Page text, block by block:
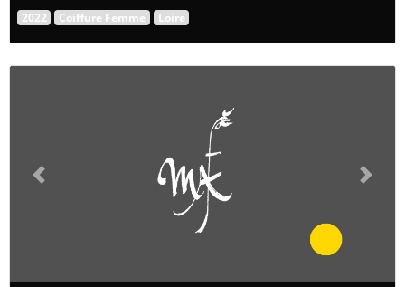
2022 Coiffure Femme Loire
Previous Next